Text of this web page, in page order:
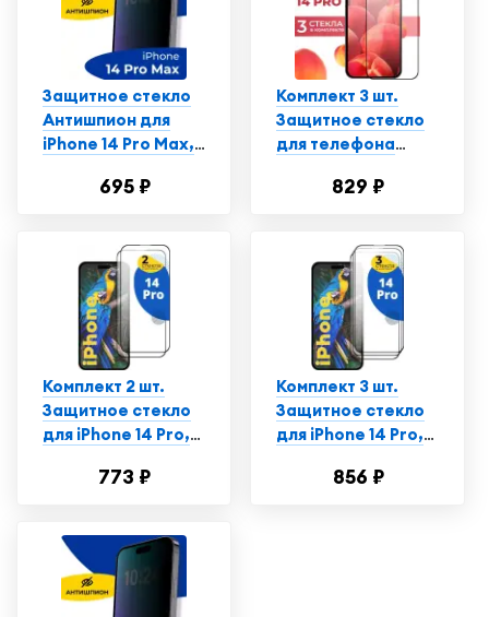
Защитное стекло
Антишпион для
iPhone 14 Pro Max,
стекло на Айфон 14
695 ₽
Комплект 3 шт.
Защитное стекло
для телефона
/ Глянцевое
олеофобным
покрытием на
смартфон Эпл
Айфон 14 Про
829 ₽
Комплект 2 шт.
Защитное стекло
для iPhone 14 Pro,
стекло на Айфон 14
773 ₽
Комплект 3 шт.
Защитное стекло
для iPhone 14 Pro,
стекло на Айфон 14
856 ₽